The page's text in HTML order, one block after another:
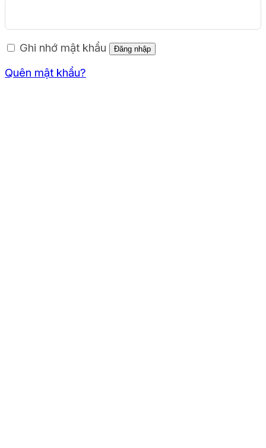
Ghi nhớ mật khẩu Đăng nhập
Quên mật khẩu?